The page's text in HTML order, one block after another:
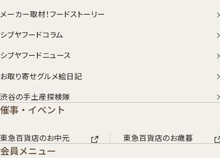
メーカー取材！フードストーリー
シブヤフードコラム
シブヤフードニュース
お取り寄せグルメ絵日記
渋谷の手土産探検隊
催事・イベント
東急百貨店のお中元 東急百貨店のお歳暮
会員メニュー